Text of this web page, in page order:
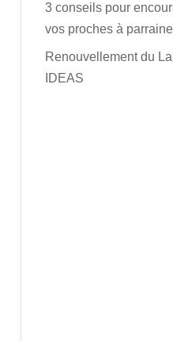
3 conseils pour
vos proches à
Renouvellement du
IDEAS